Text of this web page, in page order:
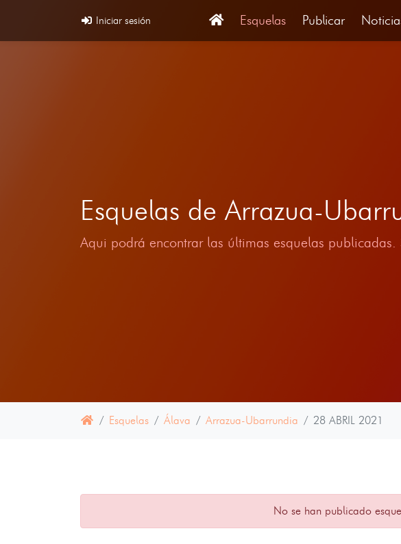
Iniciar sesión Esquelas Publicar
Esquelas de Arrazua-
Aqui podrá encontrar las últimas esquelas
Esquelas Álava Arrazua-Ubarrundia 28 ABRIL 2021
No se han publicado